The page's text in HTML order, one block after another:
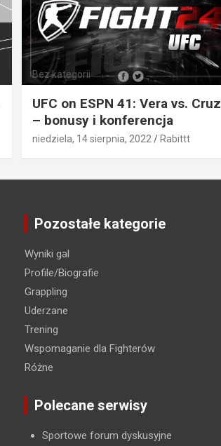
Bez kategorii
UFC on ESPN 41: Vera vs. Cruz
– bonusy i konferencja
niedziela, 14 sierpnia, 2022 Rabittt
Pozostałe kategorie
Wyniki gal
Profile/Biografie
Grappling
Uderzane
Trening
Wspomaganie dla Fighterów
Różne
Polecane serwisy
Sportowe forum dyskusyjne